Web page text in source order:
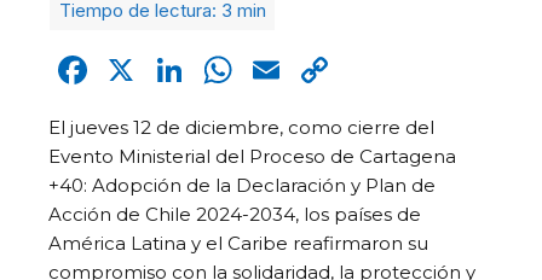
Facebook
X LinkedIn
WhatsApp
Email
Link
El jueves 12 de diciembre, como cierre del
Evento Ministerial del Proceso de Cartagena
+40: Adopción de la Declaración y Plan de
Acción de Chile 2024-2034, los países de
América Latina y el Caribe reafirmaron su
compromiso con la solidaridad, la protección y